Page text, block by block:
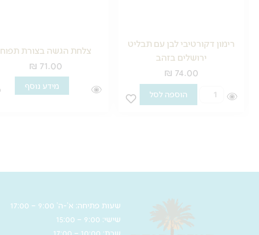
רימון דקורטיבי לבן עם תבליט
ירושלים בזהב
₪ 74.00
כמות
תבליט
הוספה לסל
צלחת הגשה בצורת תפוח
₪ 71.00
מידע נוסף
שעות פתיחה: א’-ה’ 9:00 – 17:00
שישי: 9:00 – 15:00
שבת: 10:00 – 17:00